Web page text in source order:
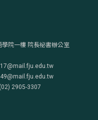
院一樓 院長祕書辦公室
(02) 2905-3307